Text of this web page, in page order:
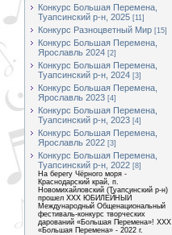
Конкурс Большая Перемена,
Туапсинский р-н, 2025 [11]
Конкурс Разноцветный Мир [15]
Конкурс Большая Перемена,
Ярославль 2024 [2]
Конкурс Большая Перемена,
Туапсинский р-н, 2024 [3]
Конкурс Большая Перемена,
Ярославль 2023 [4]
Конкурс Большая Перемена,
Туапсинский р-н, 2023 [4]
Конкурс Большая Перемена,
Ярославль 2022 [3]
Конкурс Большая Перемена,
Туапсинский р-н, 2022 [8]
На берегу Чёрного моря -
Краснодарский край, п.
Новомихайловский (Туапсинский р-н)
прошел XXX ЮБИЛЕЙНЫЙ
Международный Общенациональный
фестиваль-конкурс творческих
дарований «Большая Перемена»! XXX
«Большая Перемена» - 2022 г.